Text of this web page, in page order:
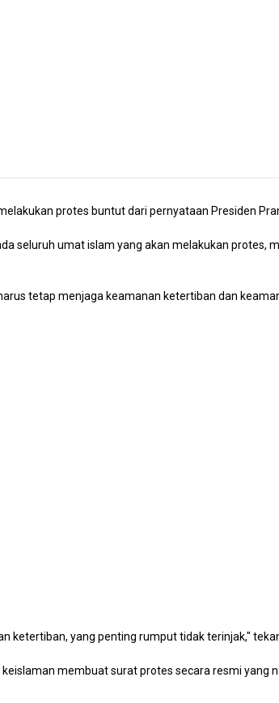
protes buntut dari pernyataan Presiden
seluruh umat islam yang akan melakukan protes,
tetap menjaga keamanan ketertiban dan
ketertiban, yang penting rumput tidak terinjak," tekan
membuat surat protes secara resmi